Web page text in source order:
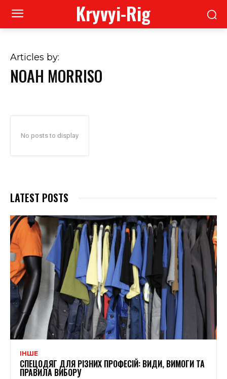
Kryvyi-Rig
Articles by:
NOAH MORRISO
No posts to display
LATEST POSTS
ІНШЕ
СПЕЦОДЯГ ДЛЯ РІЗНИХ ПРОФЕСІЙ: ВИДИ, ВИМОГИ ТА
ПРАВИЛА ВИБОРУ